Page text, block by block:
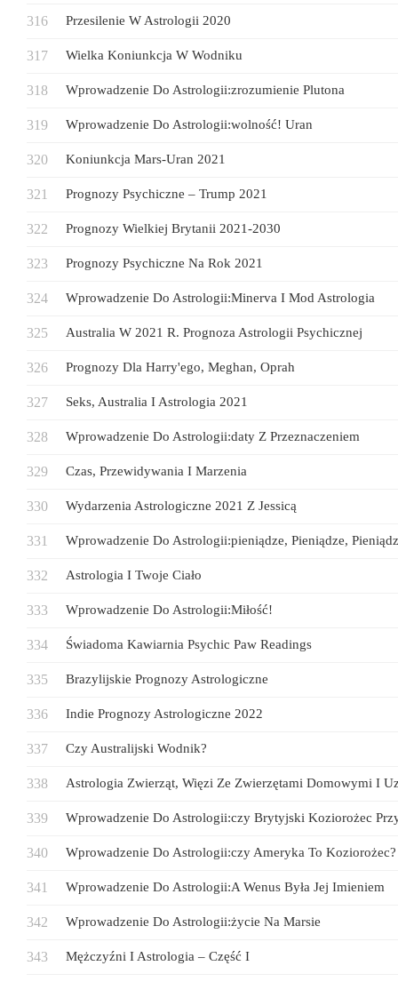
Przesilenie W Astrologii 2020
Wielka Koniunkcja W Wodniku
Wprowadzenie Do Astrologii:zrozumienie Plutona
Wprowadzenie Do Astrologii:wolność! Uran
Koniunkcja Mars-Uran 2021
Prognozy Psychiczne – Trump 2021
Prognozy Wielkiej Brytanii 2021-2030
Prognozy Psychiczne Na Rok 2021
Wprowadzenie Do Astrologii:Minerva I Mod Astrologia
Australia W 2021 R. Prognoza Astrologii Psychicznej
Prognozy Dla Harry'ego, Meghan, Oprah
Seks, Australia I Astrologia 2021
Wprowadzenie Do Astrologii:daty Z Przeznaczeniem
Czas, Przewidywania I Marzenia
Wydarzenia Astrologiczne 2021 Z Jessicą
Wprowadzenie Do Astrologii:pieniądze, Pieniądze,
Astrologia I Twoje Ciało
Wprowadzenie Do Astrologii:Miłość!
Świadoma Kawiarnia Psychic Paw Readings
Brazylijskie Prognozy Astrologiczne
Indie Prognozy Astrologiczne 2022
Czy Australijski Wodnik?
Astrologia Zwierząt, Więzi Ze Zwierzętami Domowymi I
Wprowadzenie Do Astrologii:czy Brytyjski Koziorożec
Wprowadzenie Do Astrologii:czy Ameryka To Koziorożec?
Wprowadzenie Do Astrologii:A Wenus Była Jej Imieniem
Wprowadzenie Do Astrologii:życie Na Marsie
Mężczyźni I Astrologia – Część I